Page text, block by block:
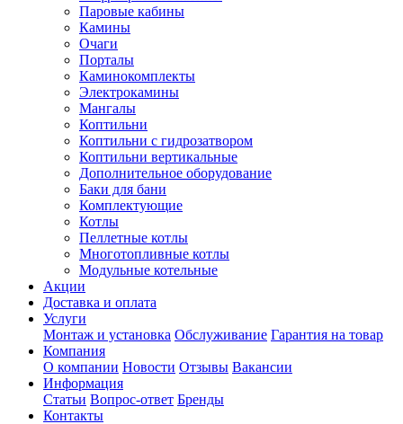
Паровые кабины
Камины
Очаги
Порталы
Каминокомплекты
Электрокамины
Мангалы
Коптильни
Коптильни с гидрозатвором
Коптильни вертикальные
Дополнительное оборудование
Баки для бани
Комплектующие
Котлы
Пеллетные котлы
Многотопливные котлы
Модульные котельные
Акции
Доставка и оплата
Услуги
Монтаж и установка Обслуживание Гарантия на товар
Компания
О компании Новости Отзывы Вакансии
Информация
Статьи Вопрос-ответ Бренды
Контакты